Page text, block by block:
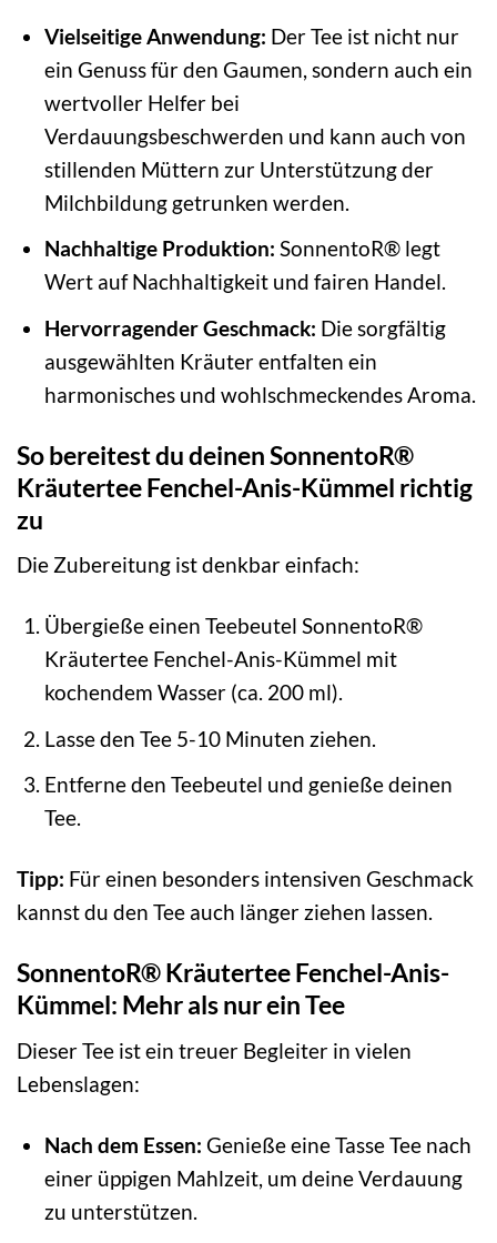
Vielseitige Anwendung: Der Tee ist nicht nur
ein Genuss für den Gaumen, sondern auch ein
wertvoller Helfer bei
Verdauungsbeschwerden und kann auch von
stillenden Müttern zur Unterstützung der
Milchbildung getrunken werden.
Nachhaltige Produktion: SonnentoR® legt
Wert auf Nachhaltigkeit und fairen Handel.
Hervorragender Geschmack: Die sorgfältig
ausgewählten Kräuter entfalten ein
harmonisches und wohlschmeckendes Aroma.
So bereitest du deinen SonnentoR®
Kräutertee Fenchel-Anis-Kümmel richtig
zu
Die Zubereitung ist denkbar einfach:
Übergieße einen Teebeutel SonnentoR®
Kräutertee Fenchel-Anis-Kümmel mit
kochendem Wasser (ca. 200 ml).
Lasse den Tee 5-10 Minuten ziehen.
Entferne den Teebeutel und genieße deinen
Tee.
Tipp: Für einen besonders intensiven Geschmack
kannst du den Tee auch länger ziehen lassen.
SonnentoR® Kräutertee Fenchel-Anis-
Kümmel: Mehr als nur ein Tee
Dieser Tee ist ein treuer Begleiter in vielen
Lebenslagen:
Nach dem Essen: Genieße eine Tasse Tee nach
einer üppigen Mahlzeit, um deine Verdauung
zu unterstützen.